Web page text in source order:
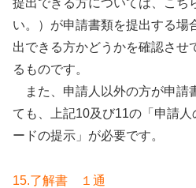
い。）が申請書類を提出する場
出できる方かどうかを確認させ
るものです。
また、申請人以外の方が申請
ても、上記10及び11の「申請
ードの提示」が必要です。
15.了解書 １通